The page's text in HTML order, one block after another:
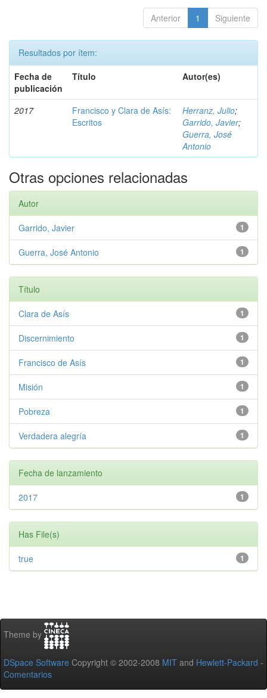
Anterior 1 Siguiente
Resultados por ítem:
Fecha de
publicación
Título Autor(es)
2017
Francisco y Clara de Asís:
Escritos
Herranz, Julio;
Garrido, Javier;
Guerra, José
Antonio
Otras opciones relacionadas
Autor
1
Garrido, Javier
1
Guerra, José Antonio
Título
1
Clara de Asís
1
Discernimiento
1
Francisco de Asís
1
Misión
1
Pobreza
1
Verdadera alegría
Fecha de lanzamiento
1
2017
Has File(s)
1
true
Theme by
DSpace Software Copyright © 2002-2008 MIT and Hewlett-Packard -
Comentarios